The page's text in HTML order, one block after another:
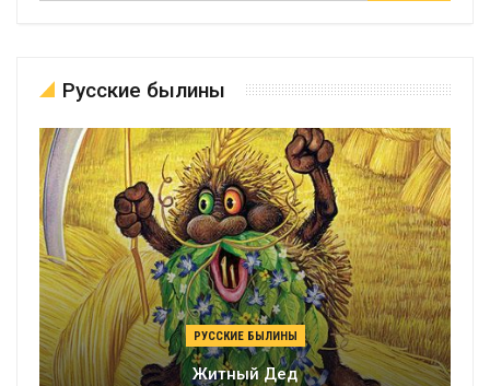
Русские былины
РУССКИЕ БЫЛИНЫ
Житный Дед